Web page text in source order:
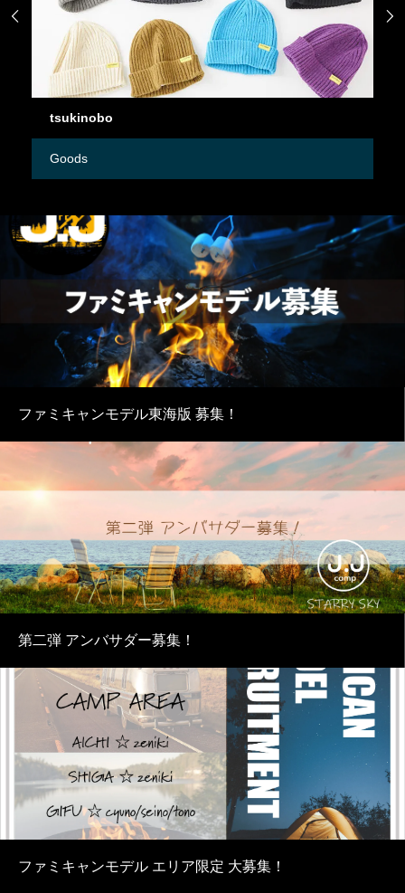
tsukinobo
Goods
 
ファミキャンモデル東海版 募集！
第二弾 アンバサダー募集！
ファミキャンモデル エリア限定 大募集！